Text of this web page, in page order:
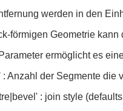
werden in den
förmigen Geometrie
ermöglicht es
Anzahl der Segmente die
: join style